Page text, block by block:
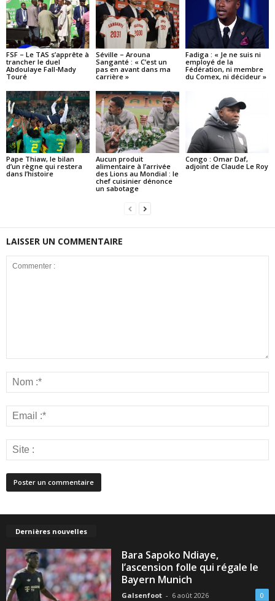
FSF – Le TAS s’apprête à
trancher le duel
Abdoulaye Fall-Mady
Touré
Séville – Arouna
Sanganté : « C’est un
pas en avant dans ma
carrière »
Fadiga : « Je ne suis ni
employé de la
Fédération, ni membre
du Comex, ni décideur »
Pape Thiaw, le bilan
d’un règne qui restera
dans l’histoire
Aucun produit
alimentaire à l’arrivée
des Lions au Mondial : le
chef cuisinier dénonce
un sabotage
Congo : Omar Daf,
adjoint de Claude Le Roy
LAISSER UN COMMENTAIRE
Dernières nouvelles
Bara Sapoko Ndiaye,
l’ascension folle qui régale le
Bayern Munich
Galsenfoot - 6 août 2026 0